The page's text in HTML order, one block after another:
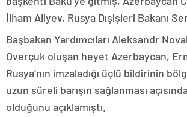
İlham Aliyev, Rusya Dışişleri Bakanı
Başbakan Yardımcıları Aleksandr
Overçuk oluşan heyet Azerbaycan,
Rusya’nın imzaladığı üçlü bildirinin
uzun süreli barışın sağlanması
olduğunu açıklamıştı.